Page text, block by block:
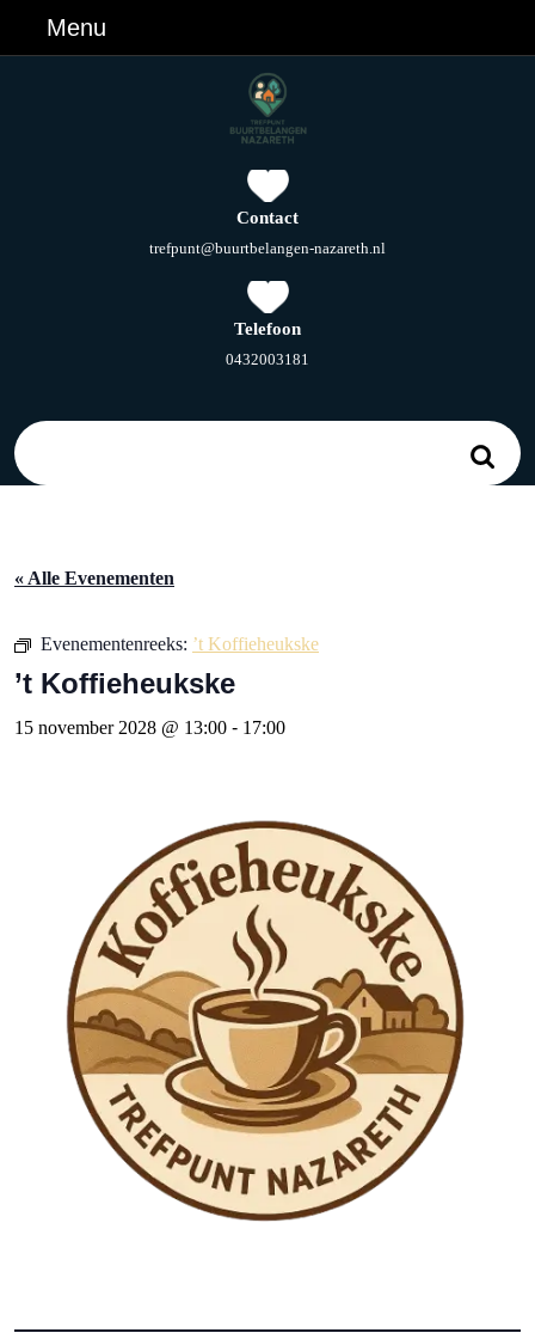
Menu
Contact
trefpunt@buurtbelangen-nazareth.nl
Telefoon
0432003181
« Alle Evenementen
Evenementenreeks: ’t Koffieheukske
’t Koffieheukske
15 november 2028 @ 13:00 - 17:00